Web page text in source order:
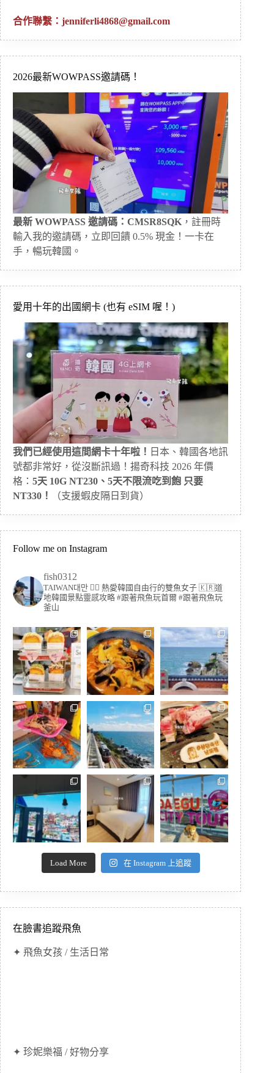
合作聯繫： jenniferli4868@gmail.com
2026最新WOWPASS邀請碼！
最新 WOWPASS 邀請碼：CMSR8SQK ，註冊時
輸入我的邀請碼，立即回饋 0.5% 現金！一卡在
手，暢玩韓國。
愛用十年的出國網卡 (也有 eSIM 喔！)
我們已經使用這間網卡十年啦！ 日本、韓國各地訊
號都非常好，從沒斷訊過！揚奇科技 2026 年價
格： 5天 10G NT230、5天不限流吃到飽 只要
NT330！
（支援蝦皮隔日到貨）
Follow me on Instagram
fish0312
TAIWAN대만 🏳️‍🌈 熱愛韓國自由行的雙魚女子 🇰🇷道
地韓國景點靈感攻略 #跟著飛魚玩首爾 #跟著飛魚玩
釜山
Load More 在 Instagram 上追蹤
在臉書追蹤飛魚
✦ 飛魚女孩 / 生活日常
✦ 珍妮樂福 / 好物分享